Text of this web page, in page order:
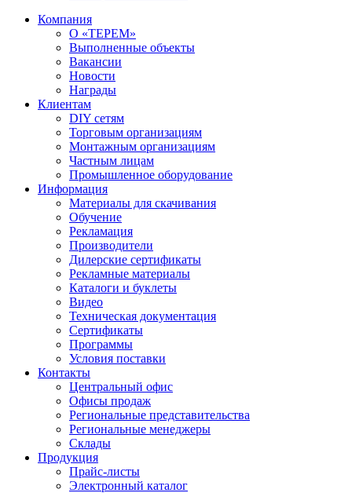
Компания
О «ТЕРЕМ»
Выполненные объекты
Вакансии
Новости
Награды
Клиентам
DIY сетям
Торговым организациям
Монтажным организациям
Частным лицам
Промышленное оборудование
Информация
Материалы для скачивания
Обучение
Рекламация
Производители
Дилерские сертификаты
Рекламные материалы
Каталоги и буклеты
Видео
Техническая документация
Сертификаты
Программы
Условия поставки
Контакты
Центральный офис
Офисы продаж
Региональные представительства
Региональные менеджеры
Склады
Продукция
Прайс-листы
Электронный каталог